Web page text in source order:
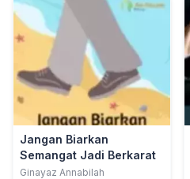
Jangan Biarkan
Semangat Jadi Berkarat
Ginayaz Annabilah